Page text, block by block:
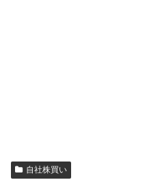
自社株買い